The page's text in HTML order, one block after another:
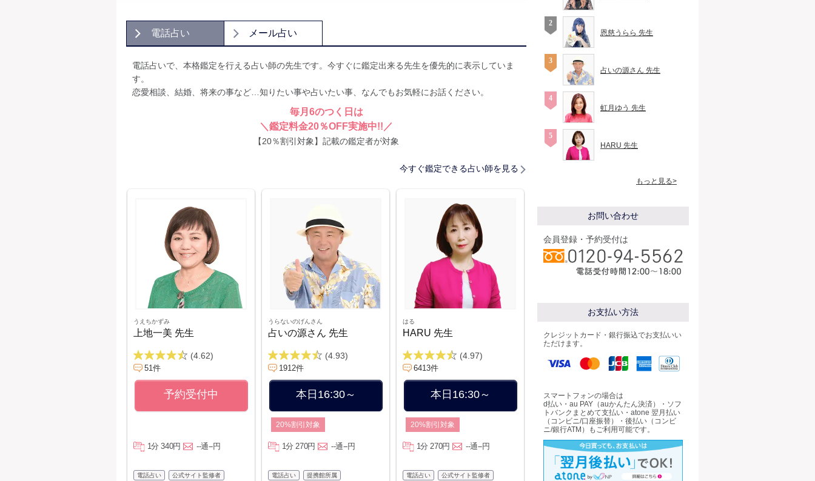
電話占い メール占い
電話占いで、本格鑑定を行える占い師の先生です。今すぐに鑑定出来る先生を優先的に表示していま
す。
恋愛相談、結婚、将来の事など…知りたい事や占いたい事、なんでもお気軽にお話ください。
毎月6のつく日は
＼鑑定料金20％OFF実施中!!／
【20％割引対象】記載の鑑定者が対象
今すぐ鑑定できる占い師を見る
うえちかずみ
上地一美 先生
(4.62)
51件
予約受付中
1分 340円 --通--円
電話占い 公式サイト監修者
うらないのげんさん
占いの源さん 先生
(4.93)
1912件
本日16:30～
20%割引対象
1分 270円 --通--円
電話占い 提携館所属
はる
HARU 先生
(4.97)
6413件
本日16:30～
20%割引対象
1分 270円 --通--円
電話占い
公式サイト監修者
恩慈うらら 先生
占いの源さん 先生
虹月ゆう 先生
HARU 先生
もっと見る>
お問い合わせ
会員登録・予約受付は
お支払い方法
クレジットカード・銀行振込でお支払いい
ただけます。
スマートフォンの場合は
d払い・au PAY（auかんたん決済）・ソフ
トバンクまとめて支払い・atone 翌月払い
（コンビニ/口座振替）・後払い（コンビ
ニ/銀行ATM）もご利用可能です。